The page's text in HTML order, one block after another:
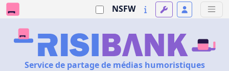
NSFW
Service de partage de médias humoristiques